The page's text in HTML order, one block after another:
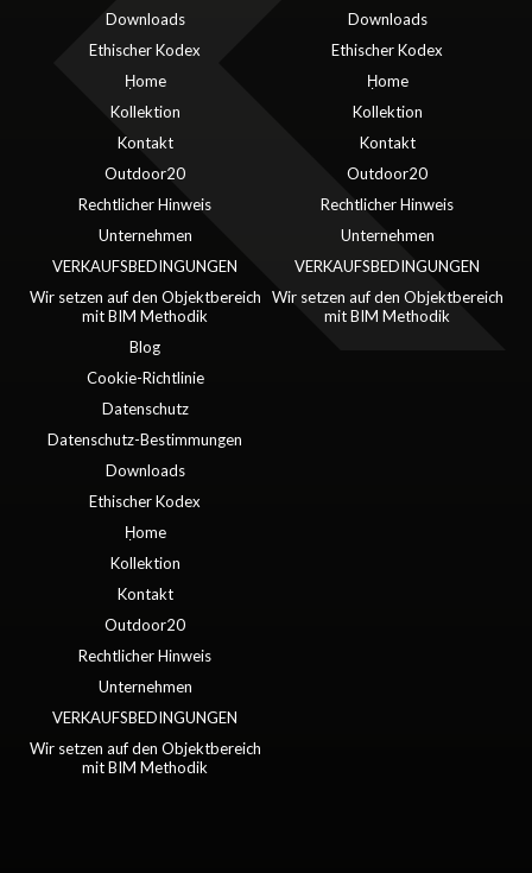
Downloads
Ethischer Kodex
Ḥome
Kollektion
Kontakt
Outdoor20
Rechtlicher Hinweis
Unternehmen
VERKAUFSBEDINGUNGEN
Wir setzen auf den Objektbereich
mit BIM Methodik
Downloads
Ethischer Kodex
Ḥome
Kollektion
Kontakt
Outdoor20
Rechtlicher Hinweis
Unternehmen
VERKAUFSBEDINGUNGEN
Wir setzen auf den Objektbereich
mit BIM Methodik
Blog
Cookie-Richtlinie
Datenschutz
Datenschutz-Bestimmungen
Downloads
Ethischer Kodex
Ḥome
Kollektion
Kontakt
Outdoor20
Rechtlicher Hinweis
Unternehmen
VERKAUFSBEDINGUNGEN
Wir setzen auf den Objektbereich
mit BIM Methodik